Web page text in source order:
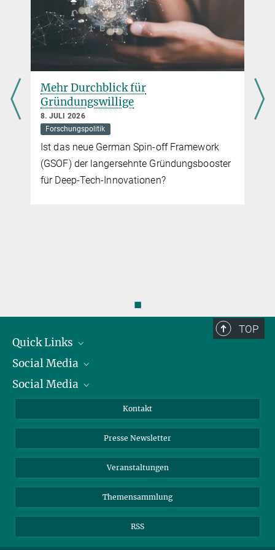
Chinas Wissenschaft hat sich rasant entwickelt. Forschung ist die
treibende Kraft für den Aufstieg Chinas.
Länderportal Asien
Max-Planck eröffnet erstes
europäisches Forschungszentrum
für indische Rechtsgeschichte
24. JUNI 2026
Internationales
Rechtswissenschaften
Mit dem Centre for Legal History of India
(CLHI) baut das MPI für Rechtsgeschichte
◼
TOP
Quick Links
Präsident
Zahlen und Fakten
Social Media
Bluesky
TikTok
Social Media
Instagram
YouTube
Kontakt
Presse Newsletter
Veranstaltungen
Themensammlung
RSS